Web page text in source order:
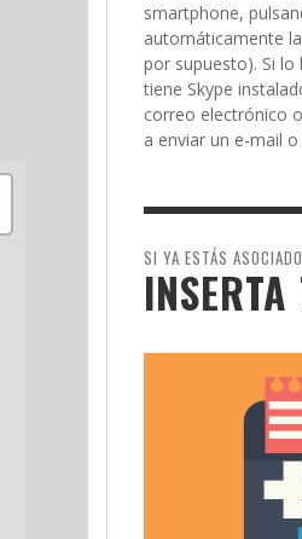
smartphone,
automáticamente
por supuesto). Si lo
tiene Skype
correo electrónico
a enviar un e-mail
SI YA ESTÁS